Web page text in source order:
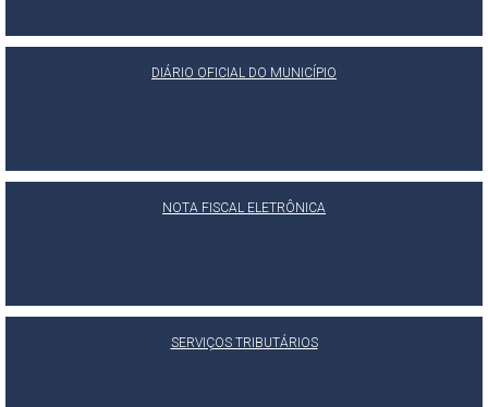
DIÁRIO OFICIAL DO MUNICÍPIO
NOTA FISCAL ELETRÔNICA
SERVIÇOS TRIBUTÁRIOS